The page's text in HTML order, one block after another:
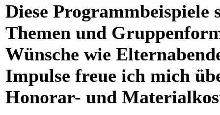
Diese
Themen und
Wünsche wie
Impulse freue ich mich
Honorar- und